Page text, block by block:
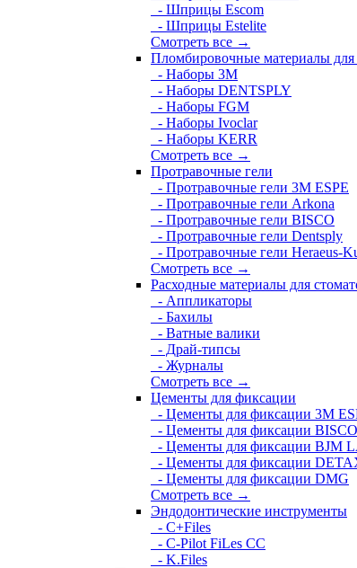
- Шприцы Escom
- Шприцы Estelite
Смотреть все →
Пломбировочные материалы
- Наборы 3М
- Наборы DENTSPLY
- Наборы FGM
- Наборы Ivoclar
- Наборы KERR
Смотреть все →
Протравочные гели
- Протравочные гели 3М ESPE
- Протравочные гели Arkona
- Протравочные гели BISCO
- Протравочные гели Dentsply
- Протравочные гели Heraeus-
Смотреть все →
Расходные материалы для
- Аппликаторы
- Бахилы
- Ватные валики
- Драй-типсы
- Журналы
Смотреть все →
Цементы для фиксации
- Цементы для фиксации 3M
- Цементы для фиксации BISCO
- Цементы для фиксации BJM
- Цементы для фиксации
- Цементы для фиксации DMG
Смотреть все →
Эндодонтические инструменты
- C+Files
- C-Pilot FiLes CC
- K.Files